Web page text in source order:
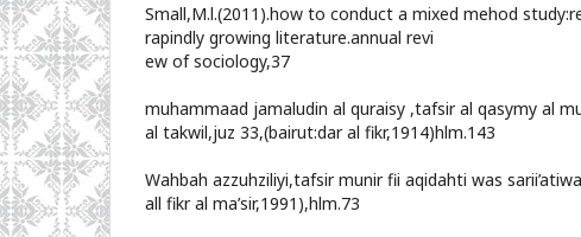
Small,M.l.(2011).how to conduct a mixed mehod
rapindly growing literature.annual revi
ew of sociology,37
muhammaad jamaludin al quraisy ,tafsir al qasymy al
al takwil,juz 33,(bairut:dar al fikr,1914)hlm.143
Wahbah azzuhziliyi,tafsir munir fii aqidahti was
all fikr al ma’sir,1991),hlm.73